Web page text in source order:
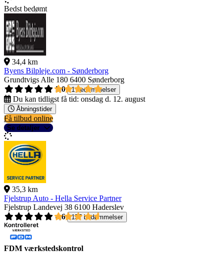
Bedst bedømt
34,4 km
Byens Bilpleje.com - Sønderborg
Grundtvigs Alle 180 6400 Sønderborg
5,0
1 bedømmelser
Du kan tidligst få tid: onsdag d. 12. august
Åbningstider
Få tilbud online
Se detaljer
35,3 km
Fjelstrup Auto - Hella Service Partner
Fjelstrup Landevej 38 6100 Haderslev
4,6
157 bedømmelser
FDM værkstedskontrol